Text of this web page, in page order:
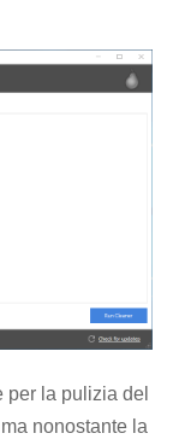
per la pulizia del
nonostante la